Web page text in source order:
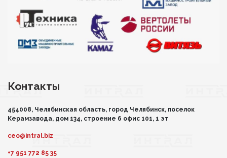
Контакты
454008, Челябинская область, город Челябинск, поселок
Керамзавода, дом 134, строение 6 офис 101, 1 эт
ceo@intral.biz
+7 951 772 85 35